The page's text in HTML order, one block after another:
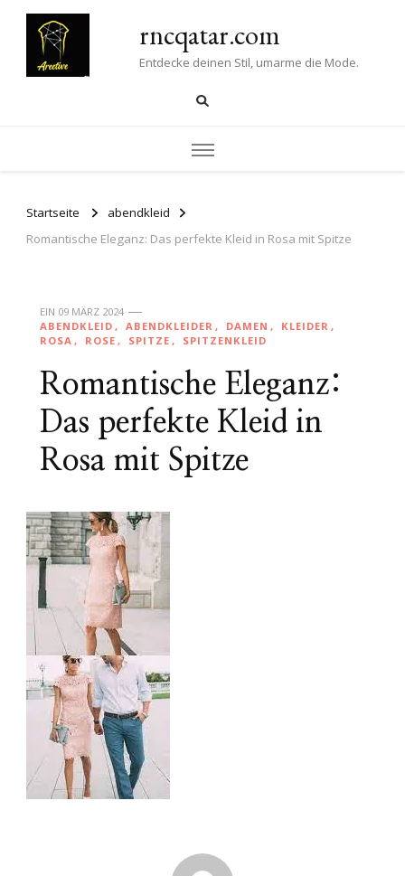
rncqatar.com
Entdecke deinen Stil, umarme die Mode.
Startseite
abendkleid
Romantische Eleganz: Das perfekte Kleid in Rosa mit Spitze
EIN 09 MÄRZ 2024
ABENDKLEID
ABENDKLEIDER DAMEN
KLEIDER
ROSA
ROSE SPITZE SPITZENKLEID
Romantische Eleganz:
Das perfekte Kleid in
Rosa mit Spitze